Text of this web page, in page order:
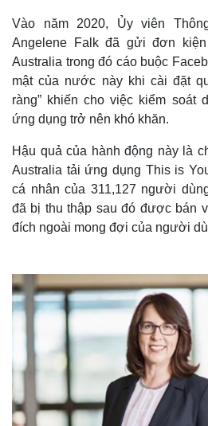
%
Vào năm 2020, Ủy viên
Angelene Falk đã gửi đơn
Australia trong đó cáo buộc
mật của nước này khi cài đặt
ràng” khiến cho việc kiểm soát
ứng dụng trở nên khó khăn.
Hậu quả của hành động này là
Australia tải ứng dụng This is
cá nhân của 311,127 người
đã bị thu thập sau đó được bán
đích ngoài mong đợi của người